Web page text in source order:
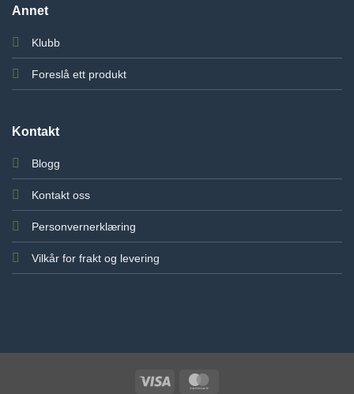
Annet
Klubb
Foreslå ett produkt
Kontakt
Blogg
Kontakt oss
Personvernerklæring
Vilkår for frakt og levering
Visa